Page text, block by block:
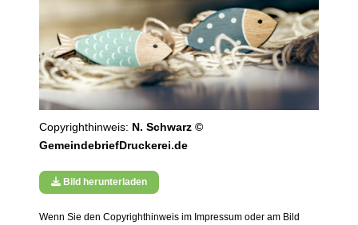
Copyrighthinweis: N. Schwarz ©
GemeindebriefDruckerei.de
Bild herunterladen
Wenn Sie den Copyrighthinweis im Impressum oder am Bild